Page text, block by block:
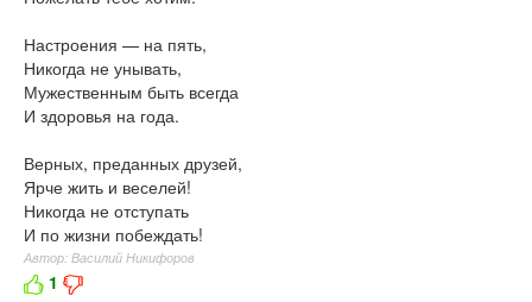
Настроения — на пять,
Никогда не унывать,
Мужественным быть всегда
И здоровья на года.
Верных, преданных друзей,
Ярче жить и веселей!
Никогда не отступать
И по жизни побеждать!
Автор: Василий Никифоров
1